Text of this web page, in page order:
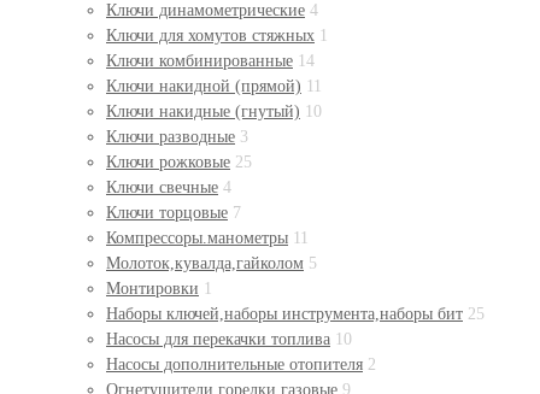
Ключи динамометрические 4
Ключи для хомутов стяжных 1
Ключи комбинированные 14
Ключи накидной (прямой) 11
Ключи накидные (гнутый) 10
Ключи разводные 3
Ключи рожковые 25
Ключи свечные 4
Ключи торцовые 7
Компрессоры.манометры 11
Молоток,кувалда,гайколом 5
Монтировки 1
Наборы ключей,наборы инструмента,наборы бит 25
Насосы для перекачки топлива 10
Насосы дополнительные отопителя 2
Огнетушители,горелки газовые 9